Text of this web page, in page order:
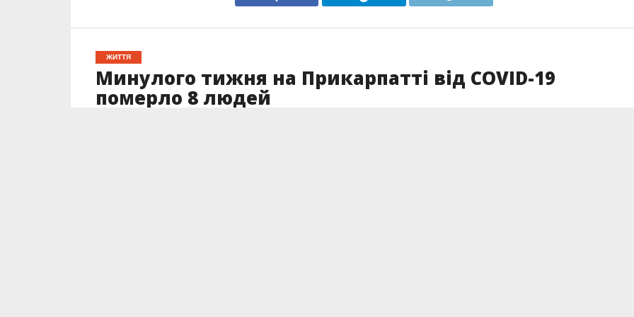
ЖИТТЯ
Минулого тижня на Прикарпатті від COVID-19
померло 8 людей